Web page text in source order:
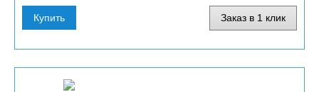
Купить Заказ в 1 клик